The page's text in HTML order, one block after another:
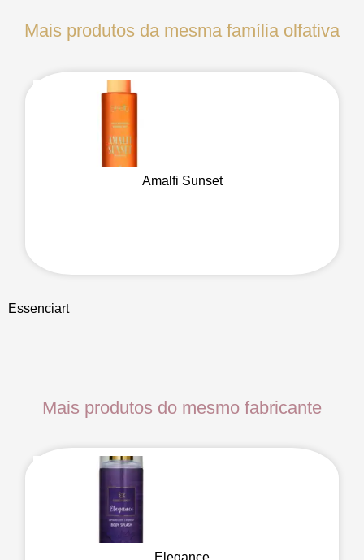
Mais produtos da mesma família olfativa
Amalfi Sunset
Essenciart
Mais produtos do mesmo fabricante